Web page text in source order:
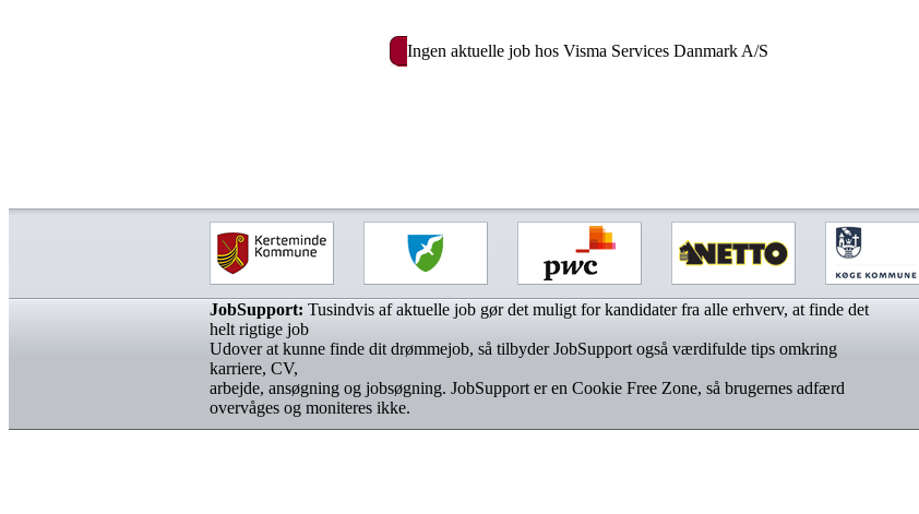
Ingen aktuelle job hos Visma Services Danmark A/S
JobSupport: Tusindvis af aktuelle job gør det muligt for kandidater fra alle erhverv, at finde det
helt rigtige job
Udover at kunne finde dit drømmejob, så tilbyder JobSupport også værdifulde tips omkring
karriere, CV,
arbejde, ansøgning og jobsøgning. JobSupport er en Cookie Free Zone, så brugernes adfærd
overvåges og moniteres ikke.